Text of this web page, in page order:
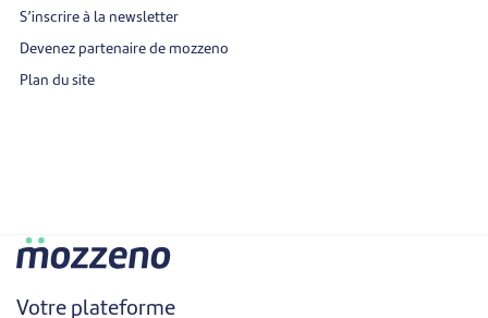
S’inscrire à la newsletter
Devenez partenaire de mozzeno
Plan du site
Votre plateforme